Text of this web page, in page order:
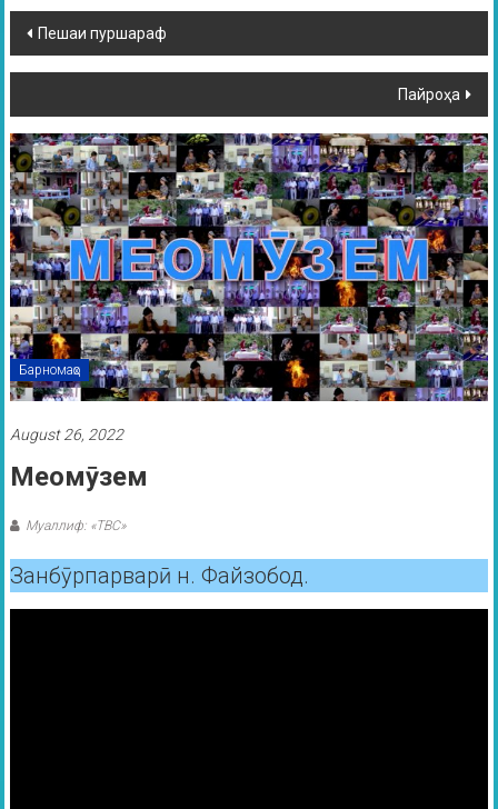
Пешаи пуршараф
Пайроҳа
Барномаҳо
August 26, 2022
Меомӯзем
Муаллиф: «ТВС»
Занбӯрпарварӣ н. Файзобод.